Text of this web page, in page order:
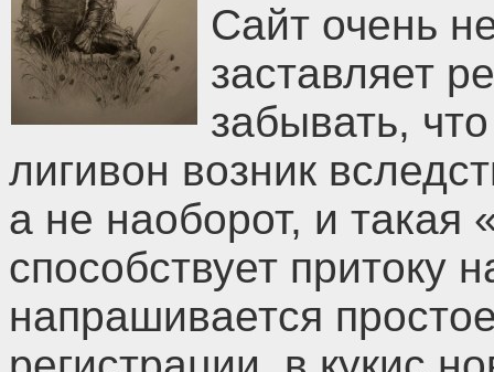
Сайт очень
заставляет
забывать,
лигивон возник
а не наоборот, и такая
способствует притоку
напрашивается